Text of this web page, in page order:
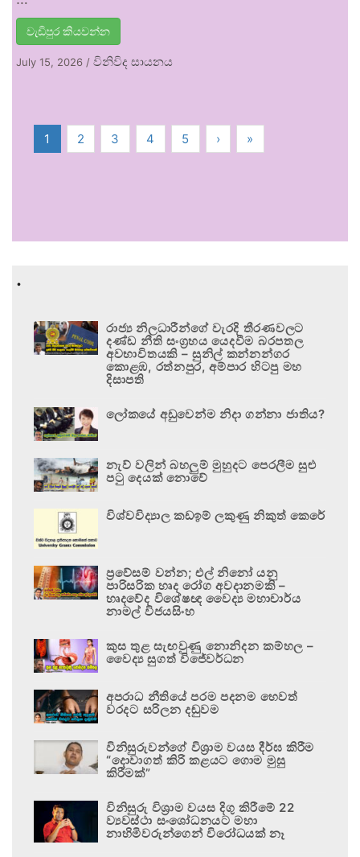
වැඩිපුර කියවන්න
July 15, 2026 / විනිවිද සායනය
1 2 3 4 5 › »
.
රාජ්‍ය නිලධාරීන්ගේ වැරදි තීරණවලට
දණ්ඩ නීති සංග්‍රහය යෙදවීම බරපතල
අවභාවිතයකි – සුනිල් කන්නන්ගර
කොළඹ, රත්නපුර, අම්පාර හිටපු මහ
දිසාපති
ලෝකයේ අඩුවෙන්ම නිදා ගන්නා ජාතිය?
නැව් වලින් බහලුම් මුහුදට පෙරලීම සුළු
පටු දෙයක් නොවේ
විශ්වවිද්‍යාල කඩඉම් ලකුණු නිකුත් කෙරේ
ප්‍රවේසම් වන්න; එල් නිනෝ යනු
පාරිසරික හෘද රෝග අවදානමකි –
හෘදවේද විශේෂඥ වෛද්‍ය මහාචාර්ය
නාමල් විජයසිංහ
කුස තුළ සැඟවුණු නොනිදන කම්හල –
වෛද්‍ය සුගත් විජේවර්ධන
අපරාධ නීතියේ පරම පදනම හෙවත්
වරදට සරිලන දඬුවම
විනිසුරුවන්ගේ විශ්‍රාම වයස දීර්ඝ කිරීම
“දොවාගත් කිරි කළයට ගොම මුසු
කිරීමක්”
විනිසුරු විශ්‍රාම වයස දිගු කිරීමේ 22
ව්‍යවස්ථා සංශෝධනයට මහා
නාහිමිවරුන්ගෙන් විරෝධයක් නෑ